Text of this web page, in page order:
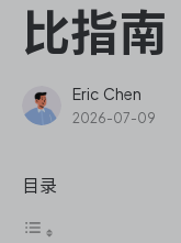
敏捷研发管理
企业知识库管理
比指南
Eric Chen
2026-07-09
目录